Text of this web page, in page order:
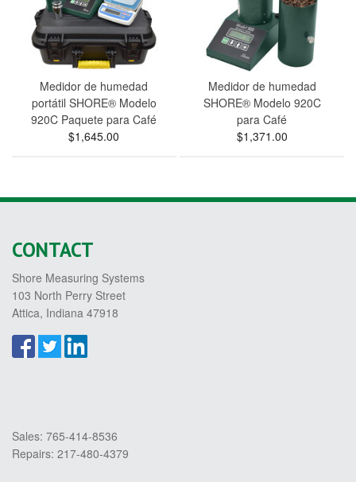
Medidor de humedad
portátil SHORE® Modelo
920C Paquete para Café
$1,645.00
Medidor de humedad
SHORE® Modelo 920C
para Café
$1,371.00
CONTACT
Shore Measuring Systems
103 North Perry Street
Attica, Indiana 47918
Sales: 765-414-8536
Repairs: 217-480-4379